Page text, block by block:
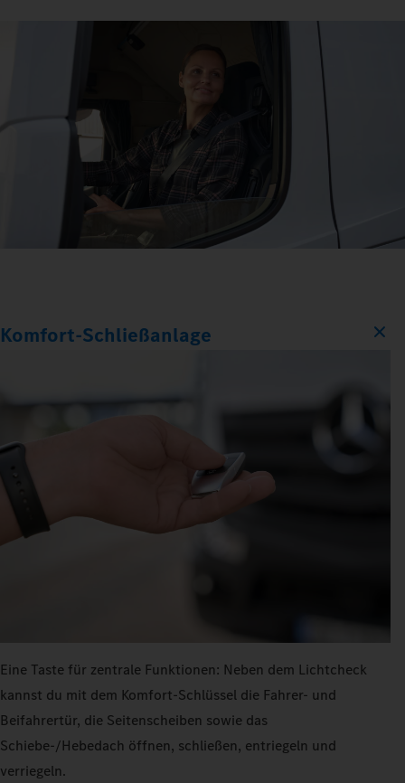
Komfort‑Schließanlage
Eine Taste für zentrale Funktionen: Neben dem Lichtcheck
kannst du mit dem Komfort‑Schlüssel die Fahrer‑ und
Beifahrertür, die Seitenscheiben sowie das
Schiebe‑/Hebedach öffnen, schließen, entriegeln und
verriegeln.